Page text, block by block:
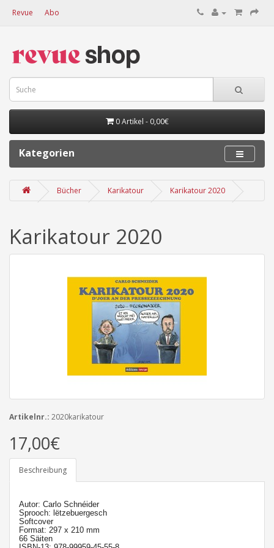
Revue Abo
0 Artikel - 0,00€
Kategorien
Bücher Karikatour Karikatour 2020
Karikatour 2020
Artikelnr.: 2020karikatour
17,00€
Beschreibung
Autor: Carlo Schnéider
Sprooch: lëtzebuergesch
Softcover
Format: 297 x 210 mm
66 Säiten